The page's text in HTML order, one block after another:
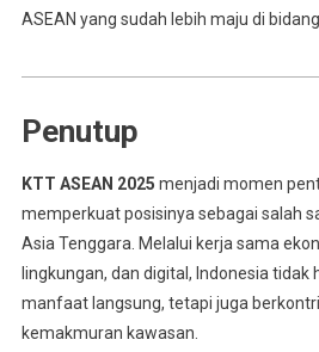
ASEAN yang sudah lebih maju di
Penutup
KTT ASEAN 2025 menjadi momen
memperkuat posisinya sebagai salah
Asia Tenggara. Melalui kerja sama
lingkungan, dan digital, Indonesia tidak
manfaat langsung, tetapi juga
kemakmuran kawasan.